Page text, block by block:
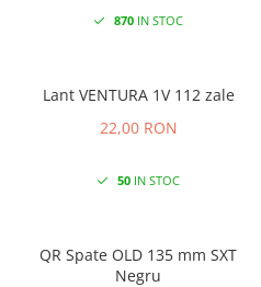
870IN STOC
Lant VENTURA 1V 112 zale
22,00 RON
50IN STOC
QR Spate OLD 135 mm SXT
Negru